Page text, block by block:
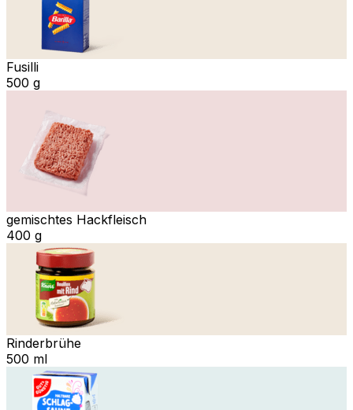
Fusilli
500 g
gemischtes Hackfleisch
400 g
Rinderbrühe
500 ml